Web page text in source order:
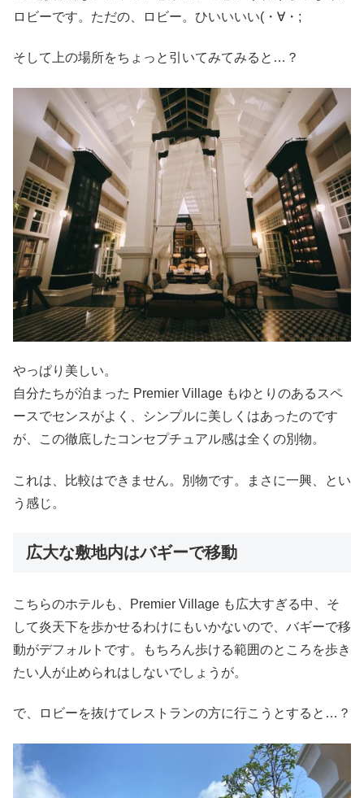
ロビーです。ただの、ロビー。ひいいいい(・∀・;
そして上の場所をちょっと引いてみてみると…？
やっぱり美しい。
自分たちが泊まった Premier Village もゆとりのあるスペ
ースでセンスがよく、シンプルに美しくはあったのです
が、この徹底したコンセプチュアル感は全くの別物。
これは、比較はできません。別物です。まさに一興、とい
う感じ。
広大な敷地内はバギーで移動
こちらのホテルも、Premier Village も広大すぎる中、そ
して炎天下を歩かせるわけにもいかないので、バギーで移
動がデフォルトです。もちろん歩ける範囲のところを歩き
たい人が止められはしないでしょうが。
で、ロビーを抜けてレストランの方に行こうとすると…？